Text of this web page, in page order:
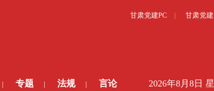
甘肃党建PC 甘肃党
专题 法规 言论 2026年8月8日